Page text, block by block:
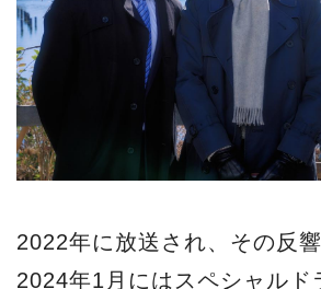
2022年に放送され、その反
2024年1月にはスペシャルド